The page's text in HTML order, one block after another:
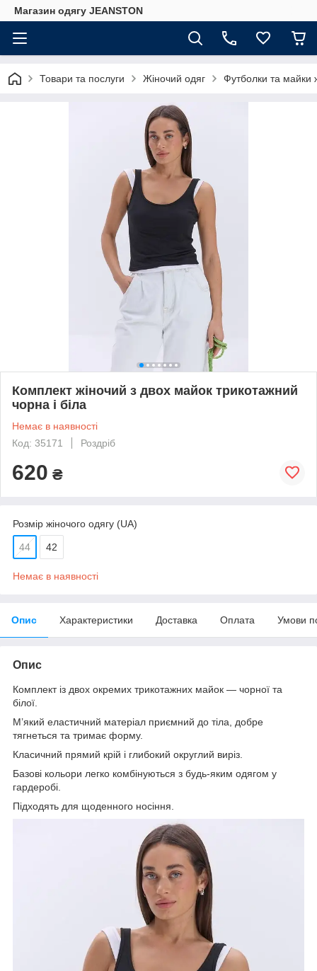
Магазин одягу JEANSTON
Товари та послуги Жіночий одяг Футболки та майки
Комплект жіночий з двох майок трикотажний
чорна і біла
Немає в наявності
Код: 35171
Роздріб
620 ₴
Розмір жіночого одягу (UA)
44 42
Немає в наявності
Опис Характеристики Доставка Оплата Умови
Опис
Комплект із двох окремих трикотажних майок — чорної та
білої.
М’який еластичний матеріал приємний до тіла, добре
тягнеться та тримає форму.
Класичний прямий крій і глибокий округлий виріз.
Базові кольори легко комбінуються з будь-яким одягом у
гардеробі.
Підходять для щоденного носіння.